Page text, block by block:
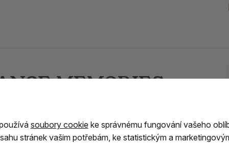
MEMORIES
tyčinek od Nippon Kodo, která vás
soubory cookie ke správnému fungování vašeho
stránek vašim potřebám, ke statistickým a